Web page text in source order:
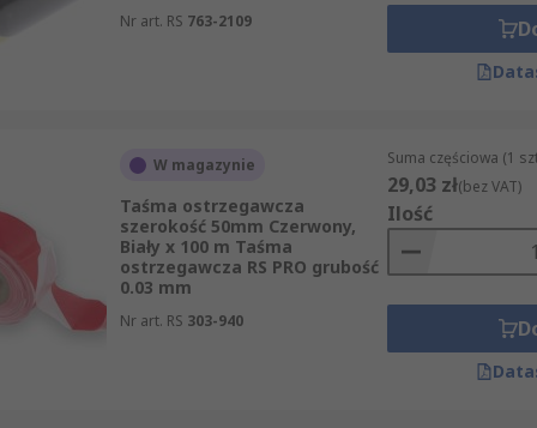
Nr art. RS 763-2109
W magazynie
Taśma ostrzegawcza
szerokość 50mm Czerwony,
Biały x 100 m Taśma
ostrzegawcza RS PRO grubość
0.03 mm
Nr art. RS 303-940
Suma częściowa (1
29,03 zł(bez VAT)
Ilość